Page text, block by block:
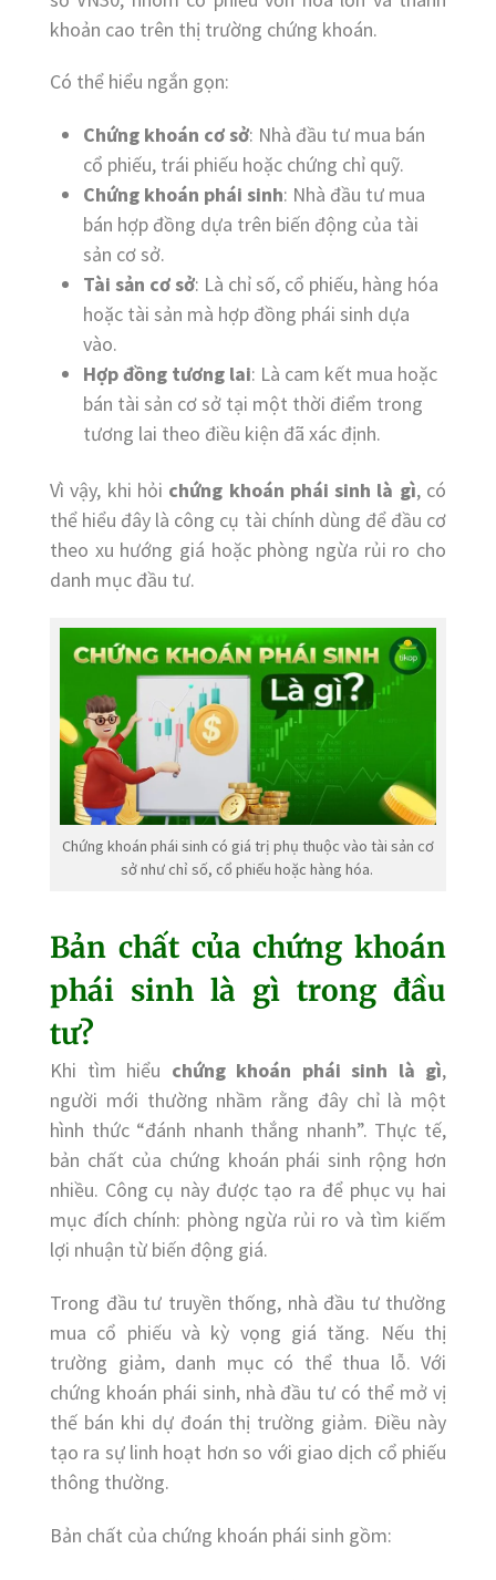
khoản cao trên thị trường chứng khoán.
Có thể hiểu ngắn gọn:
Chứng khoán cơ sở: Nhà đầu tư mua bán
cổ phiếu, trái phiếu hoặc chứng chỉ quỹ.
Chứng khoán phái sinh: Nhà đầu tư mua
bán hợp đồng dựa trên biến động của tài
sản cơ sở.
Tài sản cơ sở: Là chỉ số, cổ phiếu, hàng hóa
hoặc tài sản mà hợp đồng phái sinh dựa
vào.
Hợp đồng tương lai: Là cam kết mua hoặc
bán tài sản cơ sở tại một thời điểm trong
tương lai theo điều kiện đã xác định.
Vì vậy, khi hỏi chứng khoán phái sinh là gì, có
thể hiểu đây là công cụ tài chính dùng để đầu cơ
theo xu hướng giá hoặc phòng ngừa rủi ro cho
danh mục đầu tư.
Chứng khoán phái sinh có giá trị phụ thuộc vào tài sản cơ
sở như chỉ số, cổ phiếu hoặc hàng hóa.
Bản chất của chứng khoán
phái sinh là gì trong đầu
tư?
Khi tìm hiểu chứng khoán phái sinh là gì,
người mới thường nhầm rằng đây chỉ là một
hình thức “đánh nhanh thắng nhanh”. Thực tế,
bản chất của chứng khoán phái sinh rộng hơn
nhiều. Công cụ này được tạo ra để phục vụ hai
mục đích chính: phòng ngừa rủi ro và tìm kiếm
lợi nhuận từ biến động giá.
Trong đầu tư truyền thống, nhà đầu tư thường
mua cổ phiếu và kỳ vọng giá tăng. Nếu thị
trường giảm, danh mục có thể thua lỗ. Với
chứng khoán phái sinh, nhà đầu tư có thể mở vị
thế bán khi dự đoán thị trường giảm. Điều này
tạo ra sự linh hoạt hơn so với giao dịch cổ phiếu
thông thường.
Bản chất của chứng khoán phái sinh gồm: